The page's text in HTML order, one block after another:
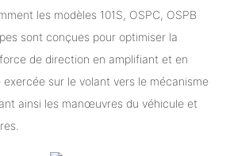
les modèles 101S, OSPC, OSPB
sont conçues pour optimiser la
de direction en amplifiant et en
sur le volant vers le mécanisme
ainsi les manœuvres du véhicule et